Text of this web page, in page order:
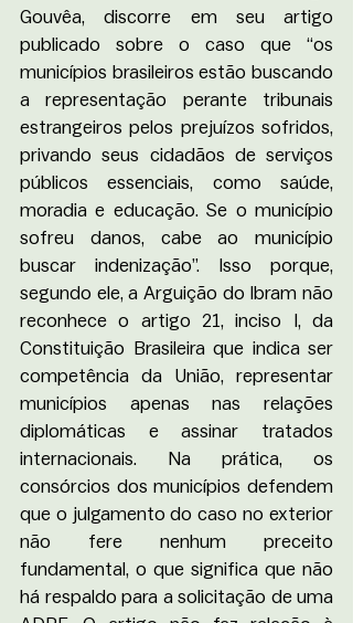
Gouvêa, discorre em seu artigo
publicado sobre o caso que “os
municípios brasileiros estão buscando
a representação perante tribunais
estrangeiros pelos prejuízos sofridos,
privando seus cidadãos de serviços
públicos essenciais, como saúde,
moradia e educação. Se o município
sofreu danos, cabe ao município
buscar indenização”. Isso porque,
segundo ele, a Arguição do Ibram não
reconhece o artigo 21, inciso I, da
Constituição Brasileira que indica ser
competência da União, representar
municípios apenas nas relações
diplomáticas e assinar tratados
internacionais. Na prática, os
consórcios dos municípios defendem
que o julgamento do caso no exterior
não fere nenhum preceito
fundamental, o que significa que não
há respaldo para a solicitação de uma